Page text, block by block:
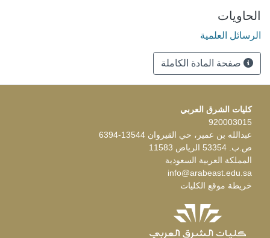
الحاويات
الرسائل العلمية
صفحة المادة الكاملة
كليات الشرق العربي
920003015
عبدالله بن عمير، حي القيروان 13544-6394
ص.ب. 53354 الرياض 11583
المملكة العربية السعودية
info@arabeast.edu.sa
خريطة موقع الكليات